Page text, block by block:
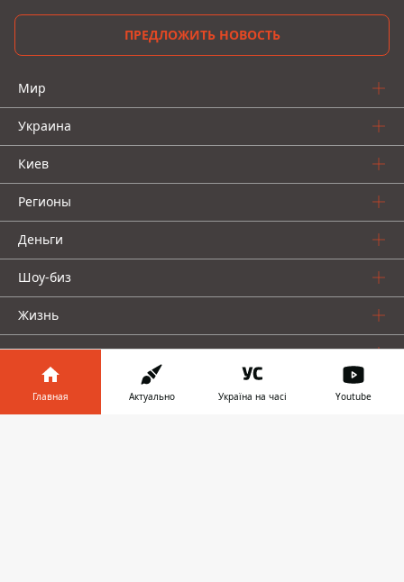
ПРЕДЛОЖИТЬ НОВОСТЬ
Мир
Украина
Киев
Регионы
Деньги
Шоу-биз
Жизнь
О нас
Главная Актуально Україна на часі Youtube